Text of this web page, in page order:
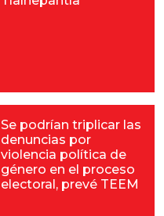
Se podrían triplicar las
denuncias por
violencia política de
género en el proceso
electoral, prevé TEEM